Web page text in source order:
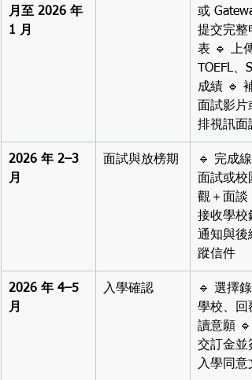
月至 2026 年
1 月
或
提交完整
表 🔹 上
TOEFL、
成績 🔹
面試影片
排視訊面
2026 年 2–3
月
面試與放榜期
🔹 完成線
面試或校
觀＋面談
接收學校
通知與後
蹤信件
2026 年 4–5
月
入學確認
🔹 選擇錄
學校、回
讀意願 🔹
交訂金並
入學同意